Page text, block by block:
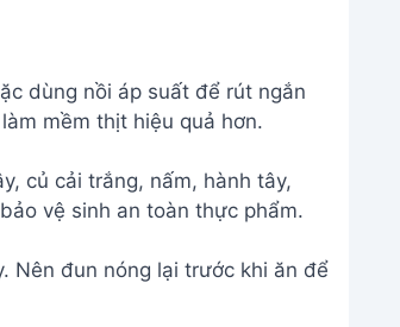
đun nóng lại trước khi ăn để
củ thơm ngon bổ dưỡng này!
vời mà món ăn mang lại. Đừng